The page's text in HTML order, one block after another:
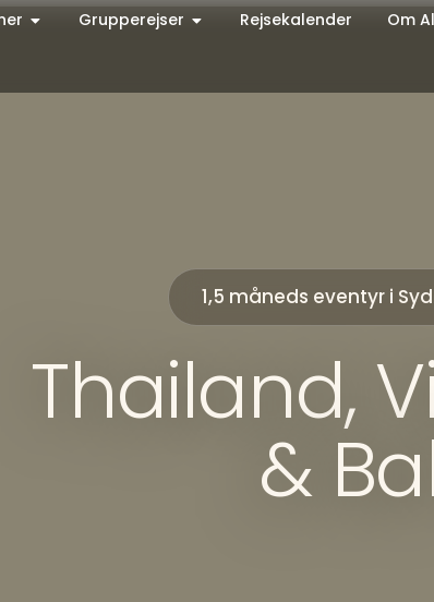
Grupperejser Rejsekalender Om
1,5 måneds eventyr i
Thailand,
&